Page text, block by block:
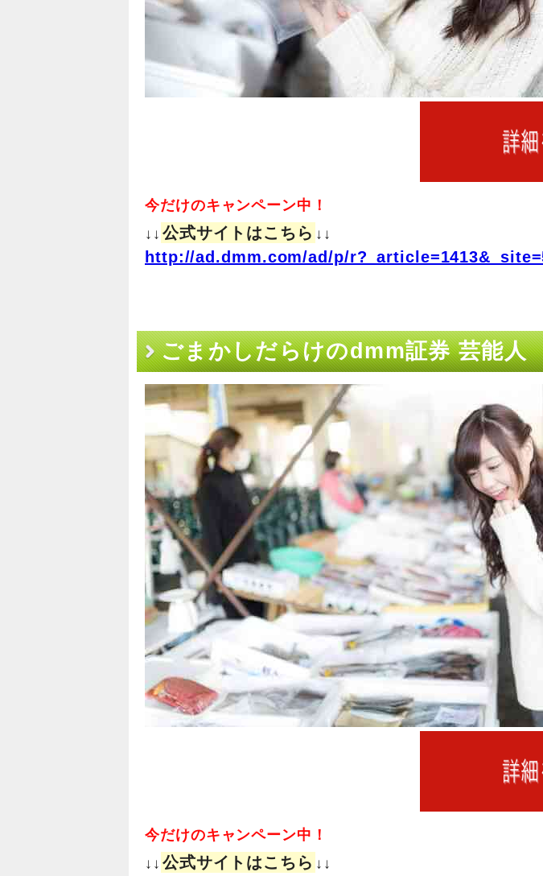
今だけのキャンペーン中！
↓↓ 公式サイトはこちら ↓↓
http://ad.dmm.com/ad/p/
ごまかしだらけのdmm証券 芸能人
今だけのキャンペーン中！
↓↓ 公式サイトはこちら ↓↓